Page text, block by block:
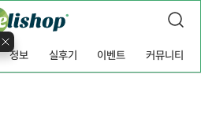
정보 실후기 이벤트 커뮤니티